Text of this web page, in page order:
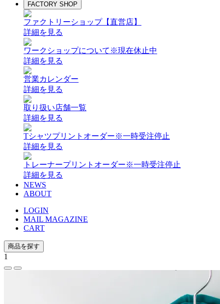
FACTORY SHOP
ファクトリーショップ【直営店】
詳細を見る
ワークショップについて ※現在休止中
詳細を見る
営業カレンダー
詳細を見る
取り扱い店舗一覧
詳細を見る
Tシャツプリントオーダー※一時受注停止
詳細を見る
トレーナープリントオーダー※一時受注停止
詳細を見る
NEWS
ABOUT
LOGIN
MAIL MAGAZINE
CART
商品を探す
1